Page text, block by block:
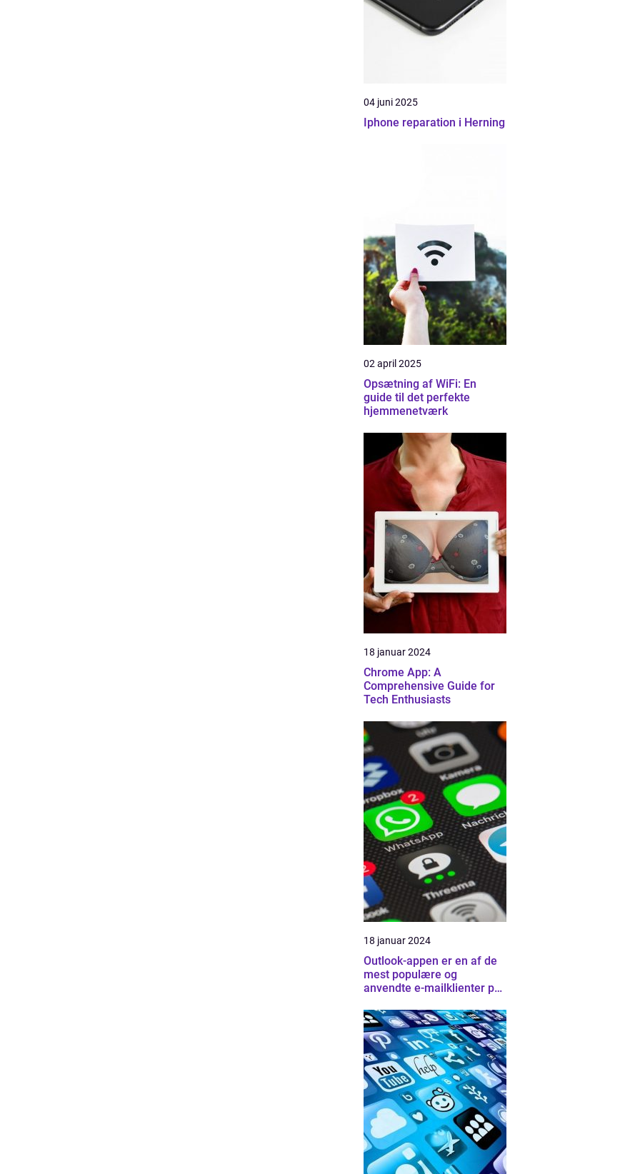
04 juni 2025
Iphone reparation i Herning
02 april 2025
Opsætning af WiFi: En
guide til det perfekte
hjemmenetværk
18 januar 2024
Chrome App: A
Comprehensive Guide for
Tech Enthusiasts
18 januar 2024
Outlook-appen er en af de
mest populære og
anvendte e-mailklienter på
brugerne en bred vifte af
funktioner og muligheder
for at organisere deres e-
mail, kalender og kontakter
på en effektiv måde